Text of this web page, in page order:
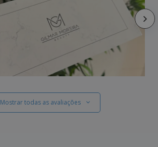
Mostrar todas as avaliações